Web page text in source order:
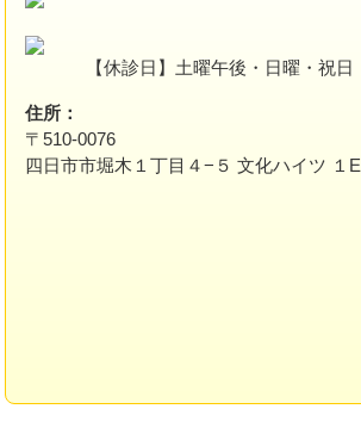
【休診日】土曜午後・日曜・祝日
住所：
〒510-0076
四日市市堀木１丁目４−５ 文化ハイツ １E